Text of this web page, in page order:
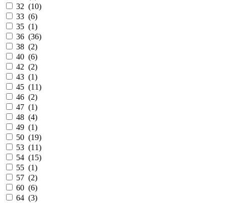
32 (10)
33 (6)
35 (1)
36 (36)
38 (2)
40 (6)
42 (2)
43 (1)
45 (11)
46 (2)
47 (1)
48 (4)
49 (1)
50 (19)
53 (11)
54 (15)
55 (1)
57 (2)
60 (6)
64 (3)